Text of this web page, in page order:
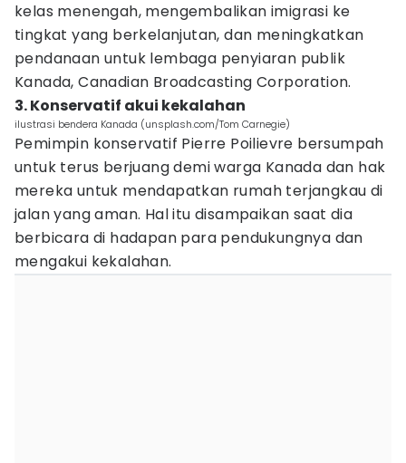
kelas menengah, mengembalikan imigrasi ke
tingkat yang berkelanjutan, dan meningkatkan
pendanaan untuk lembaga penyiaran publik
Kanada, Canadian Broadcasting Corporation.
3. Konservatif akui kekalahan
ilustrasi bendera Kanada (unsplash.com/Tom Carnegie)
Pemimpin konservatif Pierre Poilievre bersumpah
untuk terus berjuang demi warga Kanada dan hak
mereka untuk mendapatkan rumah terjangkau di
jalan yang aman. Hal itu disampaikan saat dia
berbicara di hadapan para pendukungnya dan
mengakui kekalahan.